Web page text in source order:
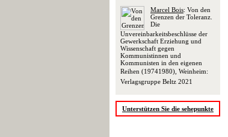
Marcel Bois: Von den
Grenzen der Toleranz.
Die
Unvereinbarkeitsbeschlüsse der
Gewerkschaft Erziehung und
Wissenschaft gegen
Kommunistinnen und
Kommunisten in den eigenen
Reihen (19741980), Weinheim:
Verlagsgruppe Beltz 2021
Unterstützen Sie die sehepunkte